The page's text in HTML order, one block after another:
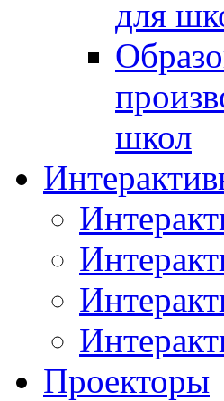
для
школ
Проекторы